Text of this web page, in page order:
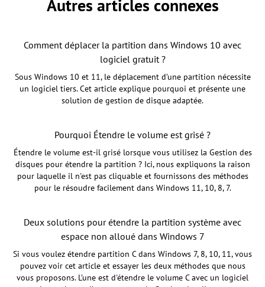
Autres articles connexes
Comment déplacer la partition dans Windows 10 avec
logiciel gratuit ?
Sous Windows 10 et 11, le déplacement d’une partition nécessite
un logiciel tiers. Cet article explique pourquoi et présente une
solution de gestion de disque adaptée.
Pourquoi Étendre le volume est grisé ?
Étendre le volume est-il grisé lorsque vous utilisez la Gestion des
disques pour étendre la partition ? Ici, nous expliquons la raison
pour laquelle il n'est pas cliquable et fournissons des méthodes
pour le résoudre facilement dans Windows 11, 10, 8, 7.
Deux solutions pour étendre la partition système avec
espace non alloué dans Windows 7
Si vous voulez étendre partition C dans Windows 7, 8, 10, 11, vous
pouvez voir cet article et essayer les deux méthodes que nous
vous proposons. L’une est d'étendre le volume C avec un logiciel